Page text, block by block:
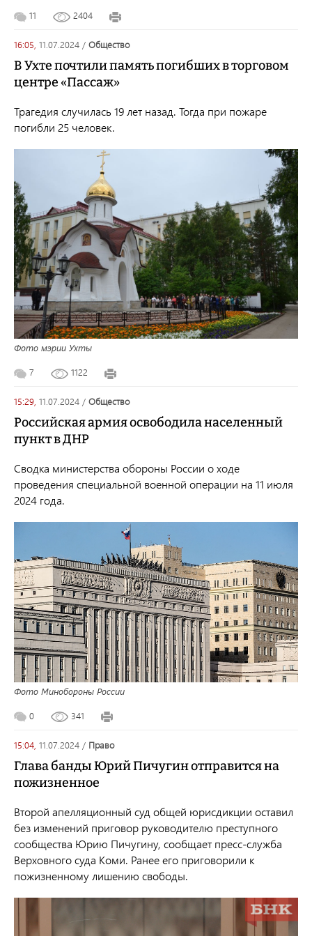
11 2404
16:05, 11.07.2024 / общество
В Ухте почтили память погибших в торговом
центре «Пассаж»
Трагедия случилась 19 лет назад. Тогда при пожаре
погибли 25 человек.
Фото мэрии Ухты
7 1122
15:29, 11.07.2024 / общество
Российская армия освободила населенный
пункт в ДНР
Сводка министерства обороны России о ходе
проведения специальной военной операции на 11 июля
2024 года.
Фото Минобороны России
0 341
15:04, 11.07.2024 / право
Глава банды Юрий Пичугин отправится на
пожизненное
Второй апелляционный суд общей юрисдикции оставил
без изменений приговор руководителю преступного
сообщества Юрию Пичугину, сообщает пресс-служба
Верховного суда Коми. Ранее его приговорили к
пожизненному лишению свободы.